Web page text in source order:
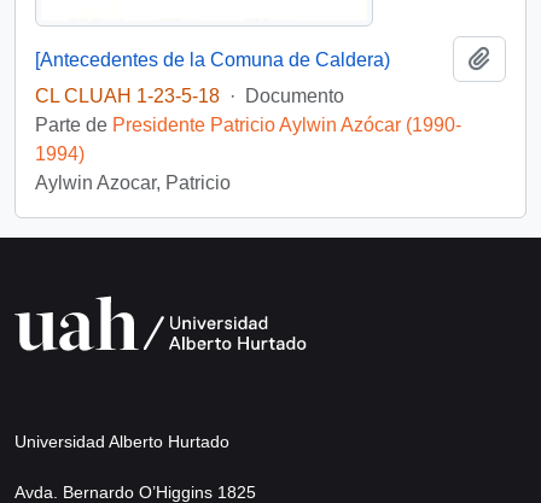
[Antecedentes de la Comuna de Caldera)
CL CLUAH 1-23-5-18 ·
Documento
Parte de Presidente Patricio Aylwin Azócar (1990-
1994)
Aylwin Azocar, Patricio
Universidad Alberto Hurtado
Avda. Bernardo O’Higgins 1825